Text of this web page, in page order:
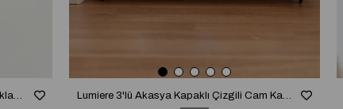
Akasya Kapaklı & Ölçek Kaşıklı Cam Saklama Kavanozu / Deterjanlık / Storage (4000 ml) Lumiere 3'lü Akasya Kapaklı Çizgili Cam Kavanoz Seti